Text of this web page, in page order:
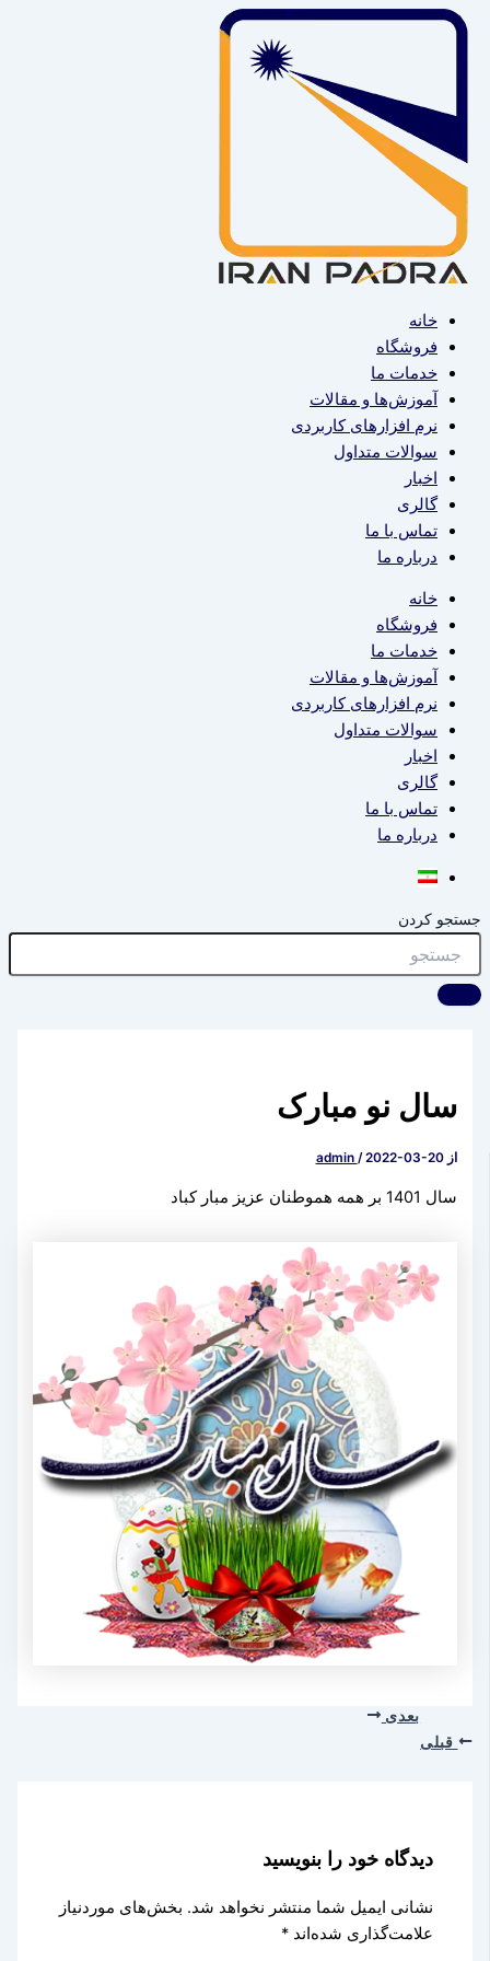
پرش
خانه
فروشگاه
خدمات ما
آموزش‌ها و مقالات
نرم افزارهای کاربردی
سوالات متداول
اخبار
گالری
تماس با ما
درباره ما
خانه
فروشگاه
خدمات ما
آموزش‌ها و مقالات
نرم افزارهای کاربردی
سوالات متداول
اخبار
گالری
تماس با ما
درباره ما
جستجو کردن
سال نو مبارک
از admin /2022-03-20
سال 1401 بر همه هموطنان عزیز مبار کباد
قبلی
بعدی
دیدگاه‌ خود را بنویسید
نشانی ایمیل شما منتشر نخواهد شد. بخش‌های موردنیاز
علامت‌گذاری شده‌اند*